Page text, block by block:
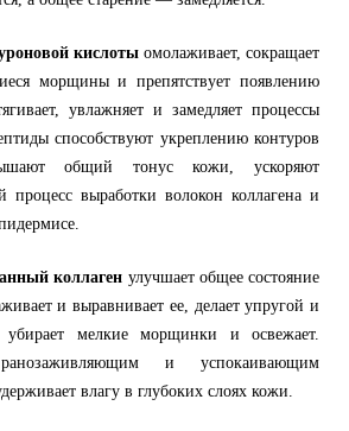
кислоты омолаживает, сокращает
морщины и препятствует появлению
увлажняет и замедляет процессы
способствуют укреплению контуров
общий тонус кожи, ускоряют
процесс выработки волокон коллагена и
коллаген улучшает общее состояние
и выравнивает ее, делает упругой и
убирает мелкие морщинки и освежает.
и успокаивающим
влагу в глубоких слоях кожи.